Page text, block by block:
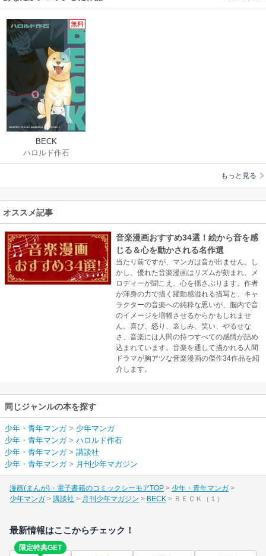
無料
BECK
ハロルド作石
もっと見る
オススメ記事
音楽漫画おすすめ34選！絵から音を感
じる＆心を動かされる名作選
当たり前ですが、マンガは音が出ません。し
かし、優れた音楽漫画はリズムが刻まれ、メ
ロディーが聞こえ、心を揺さぶります。作者
が渾身の力で描く躍動感溢れる描写と、キャ
ラクターの音楽への純粋な思いが、脳内で音
のイメージを増幅させるからかもしれませ
ん。喜び、怒り、哀しみ、笑い、やるせな
さ、音楽には人間の持つすべての感情が詰め
込まれています。音楽を通して描かれる人間
ドラマが胸アツな音楽漫画の傑作34作品を紹
介します。
同じジャンルの本を探す
少年・青年マンガ> 少年マンガ
少年・青年マンガ> ハロルド作石
少年・青年マンガ> 講談社
少年・青年マンガ> 月刊少年マガジン
漫画(まんが)・電子書籍のコミックシーモアTOP
少年・青年マンガ
少年マンガ
講談社 月刊少年マガジン BECK ＢＥＣＫ（１）
最新情報はここからチェック！
限定特典GET